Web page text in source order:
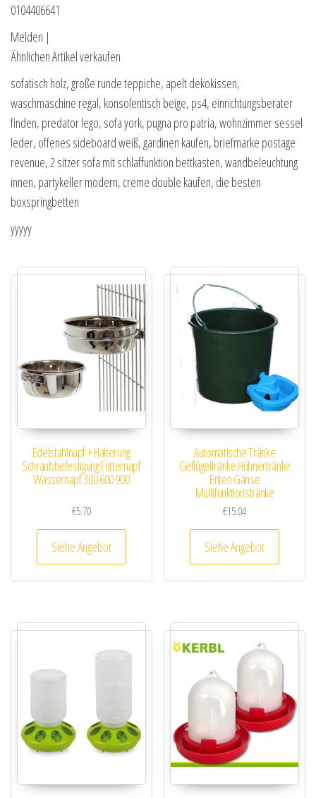
0104406641
Melden |
Ähnlichen Artikel verkaufen
sofatisch holz, große runde teppiche, apelt dekokissen,
waschmaschine regal, konsolentisch beige, ps4, einrichtungsberater
finden, predator lego, sofa york, pugna pro patria, wohnzimmer sessel
leder, offenes sideboard weiß, gardinen kaufen, briefmarke postage
revenue, 2 sitzer sofa mit schlaffunktion bettkasten, wandbeleuchtung
innen, partykeller modern, creme double kaufen, die besten
boxspringbetten
yyyyy
Edelstahlnapf + Halterung
Schraubbefestigung Futternapf
Wassernapf 300 600 900
€5.70
Siehe Angebot
Automatische Tränke
Geflügeltränke Hühnertränke
Enten Gänse
Multifunktionstränke
€15.04
Siehe Angebot